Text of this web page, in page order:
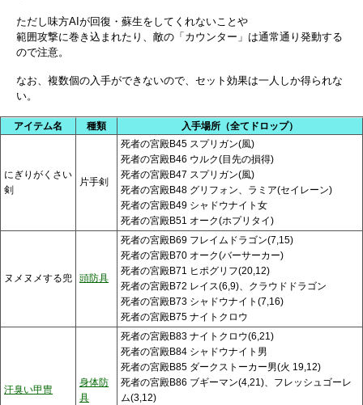
ただし味方AIが回復・蘇生をしてくれないことや
範囲攻撃に巻き込まれたり、敵の「カウンター」は通常通り発動する
ので注意。
なお、複数個の入手ができないので、セット効果は一人しか得られな
い。
アイテム名 種類 入手場所（全てドロップ）
にぎりがくさい
剣
片手剣
死者の宮殿B45 スプリガン(風)
死者の宮殿B46 ウルク(目先の損得)
死者の宮殿B47 スプリガン(風)
死者の宮殿B48 グリフォン、ラミア(セイレーン)
死者の宮殿B49 シャドウナイト女
死者の宮殿B51 オーク(ホプリタイ)
ヌメヌメする兜 頭防具
死者の宮殿B69 フレイムドラゴン(7,15)
死者の宮殿B70 オーク(バーサーカー)
死者の宮殿B71 ヒポグリフ(20,12)
死者の宮殿B72 レイス(6,9)、クラウドドラゴン
死者の宮殿B73 シャドウナイト(7,16)
死者の宮殿B75 ナイトクロウ
汗臭い甲冑
身体防
具
死者の宮殿B83 ナイトクロウ(6,21)
死者の宮殿B84 シャドウナイト男
死者の宮殿B85 ダークストーカー男(火 19,12)
死者の宮殿B86 ブギーマン(4,21)、フレッシュゴーレ
ム(3,12)